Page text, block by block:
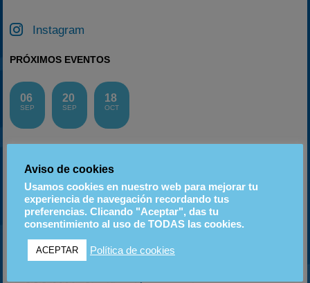
Instagram
PRÓXIMOS EVENTOS
06
SEP
20
SEP
18
OCT
ETIQUETAS
2003 2019 2020-2021 2022202320242025
2026 Clasificaciones Estadísticas
Reglamentos Resultados
ÚLTIMOS CONTENIDOS
Aviso de cookies
Usamos cookies en nuestro web para mejorar tu
experiencia de navegación recordando tus
preferencias. Clicando "Aceptar", das tu
consentimiento al uso de TODAS las cookies.
ACEPTAR Política de cookies